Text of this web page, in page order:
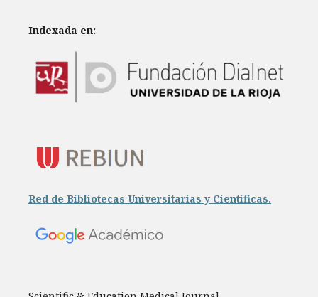
Indexada en:
Red de Bibliotecas Universitarias y Científicas.